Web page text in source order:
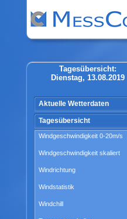
Tagesübersicht:
Dienstag, 13.08.2019
Aktuelle Wetterdaten
Tagesübersicht
Windgeschwindigkeit 0-20m/s
Windgeschwindigkeit skaliert
Windrichtung
Windstatistik
Windchill